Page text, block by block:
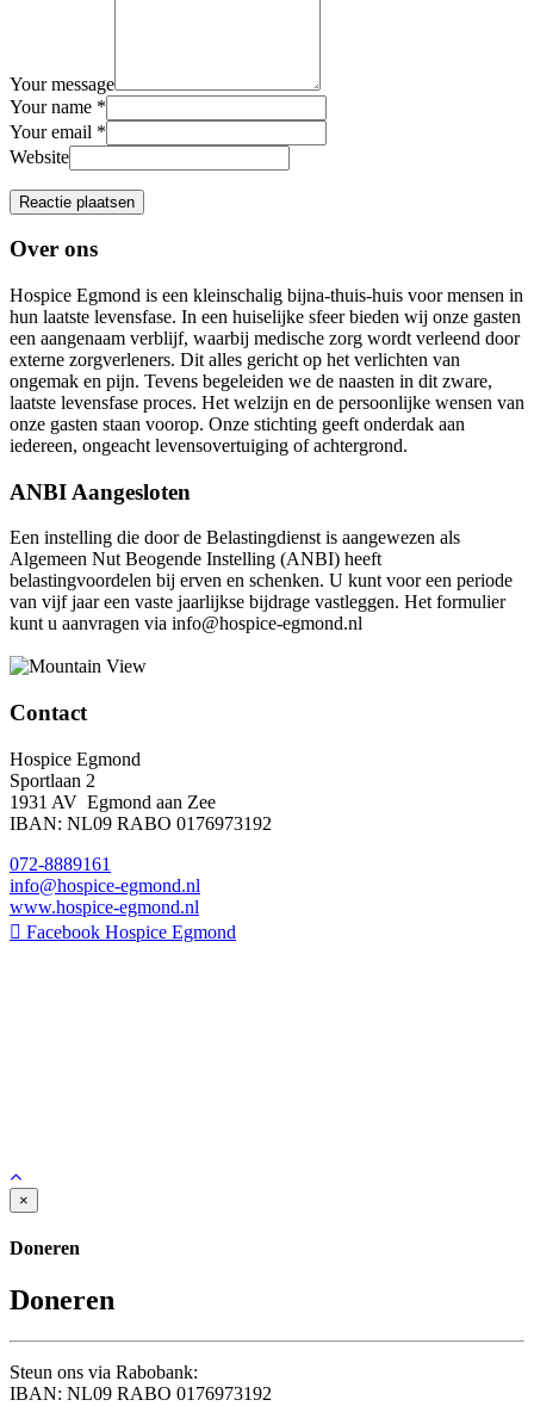
Your message
Your name *
Your email *
Website
Over ons
Hospice Egmond is een kleinschalig bijna-thuis-huis voor mensen in
hun laatste levensfase. In een huiselijke sfeer bieden wij onze gasten
een aangenaam verblijf, waarbij medische zorg wordt verleend door
externe zorgverleners. Dit alles gericht op het verlichten van
ongemak en pijn. Tevens begeleiden we de naasten in dit zware,
laatste levensfase proces. Het welzijn en de persoonlijke wensen van
onze gasten staan voorop. Onze stichting geeft onderdak aan
iedereen, ongeacht levensovertuiging of achtergrond.
ANBI Aangesloten
Een instelling die door de Belastingdienst is aangewezen als
Algemeen Nut Beogende Instelling (ANBI) heeft
belastingvoordelen bij erven en schenken. U kunt voor een periode
van vijf jaar een vaste jaarlijkse bijdrage vastleggen. Het formulier
kunt u aanvragen via info@hospice-egmond.nl
Contact
Hospice Egmond
Sportlaan 2
1931 AV Egmond aan Zee
IBAN: NL09 RABO 0176973192
072-8889161
info@hospice-egmond.nl
www.hospice-egmond.nl
Facebook Hospice Egmond
×
Doneren
Doneren
Steun ons via Rabobank:
IBAN: NL09 RABO 0176973192